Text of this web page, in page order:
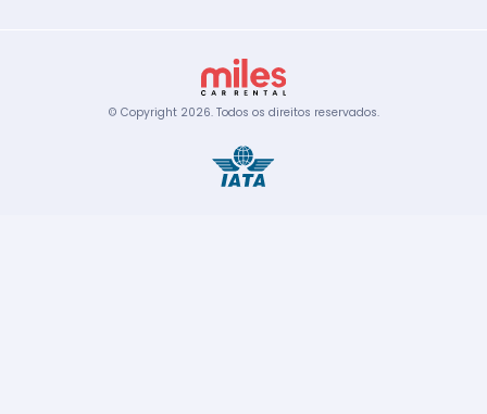
© Copyright 2026. Todos os direitos reservados.